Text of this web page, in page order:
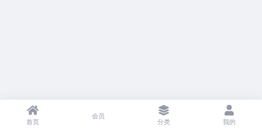
首页
会员
分类 我的